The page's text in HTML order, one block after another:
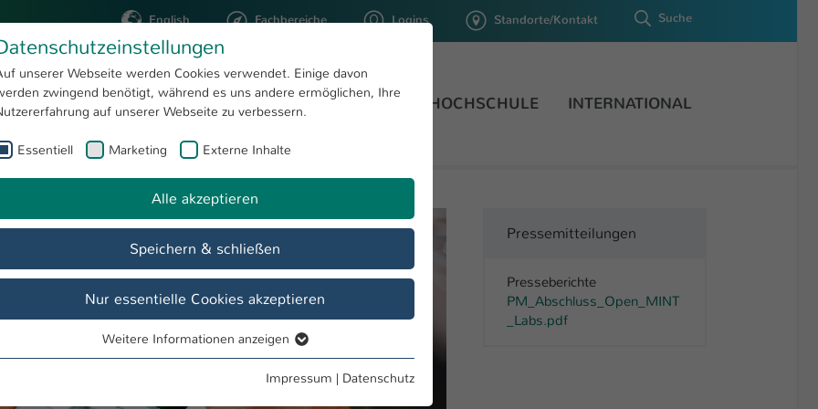
English Fachbereiche Logins Standorte/Kontakt Suche
STUDIUM FORSCHUNG HOCHSCHULE INTERNATIONAL
PM 2020-09-23 Digitalisierung in der Lehre - Open MINT Labs: Wir feiern Projektabschluss
Pressemitteilungen
Presseberichte
PM_Abschluss_Open_MINT
_Labs.pdf
unserer Webseite werden Cookies verwendet. Einige davon
zwingend benötigt, während es uns andere ermöglichen, Ihre
auf unserer Webseite zu verbessern.
Essentiell Marketing Externe Inhalte
Alle akzeptieren
Speichern & schließen
Nur essentielle Cookies akzeptieren
Essentielle Cookies werden für grundlegende Funktionen der
Weitere Informationen anzeigen
Impressum | Datenschutz